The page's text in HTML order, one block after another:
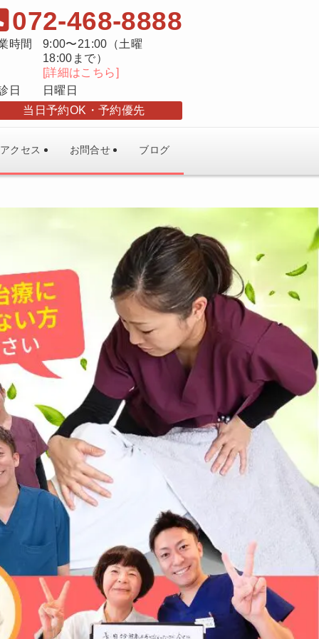
072-468-8888
時間
9:00〜21:00（土曜
18:00まで）
[詳細はこちら]
日
日曜日
当日予約OK
予約優先
アクセス お問合せ ブログ